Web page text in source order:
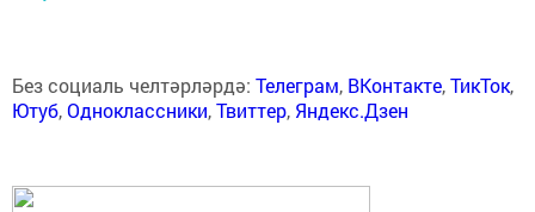
Без социаль челтәрләрдә: Телеграм, ВКонтакте,ТикТок,
Ютуб,Одноклассники,Твиттер, Яндекс.Дзен